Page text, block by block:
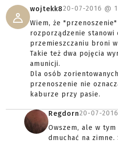
wojtekk820-07-2016 @
Wiem, że
rozporządzenie stanowi
przemieszczaniu broni
Takie też dwa pojęcia
amunicji.
Dla osób
przenoszenie nie
kaburze przy pasie.
Regdorn20-07-
Owszem, ale w
dmuchać na zimne.